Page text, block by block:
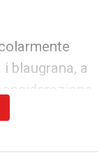
blaugrana, a
NEWS